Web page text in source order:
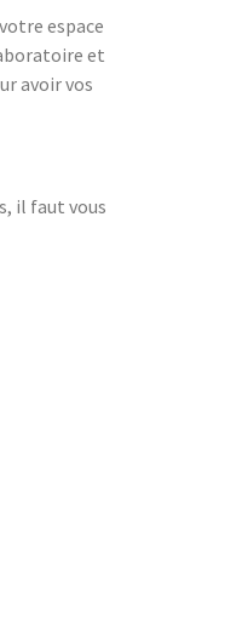
espace
et
avoir vos
il faut vous